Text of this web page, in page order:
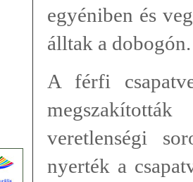
egyéniben és
álltak a dobogón.
A férfi
veretlenségi
nyerték a